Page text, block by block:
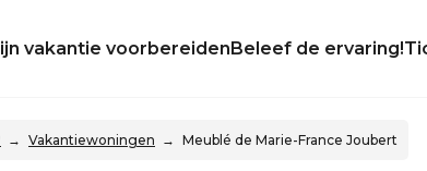
vakantie voorbereidenBeleef de ervaring!
Vakantiewoningen Meublé de Marie-France Joubert